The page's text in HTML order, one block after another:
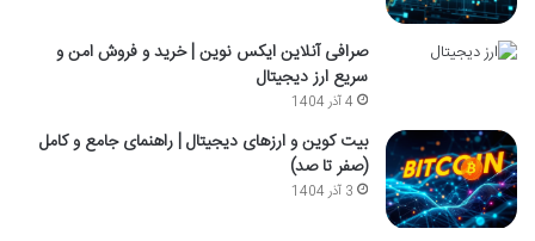
صرافی آنلاین ایکس نوین | خرید و فروش امن و
سریع ارز دیجیتال
4 آذر 1404
بیت کوین و ارزهای دیجیتال | راهنمای جامع و کامل
(صفر تا صد)
3 آذر 1404